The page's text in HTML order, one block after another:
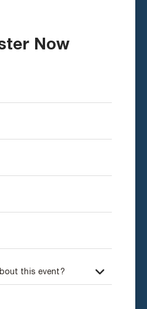
Now